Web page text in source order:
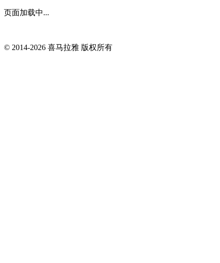
页面加载中...
© 2014-2026 喜马拉雅 版权所有